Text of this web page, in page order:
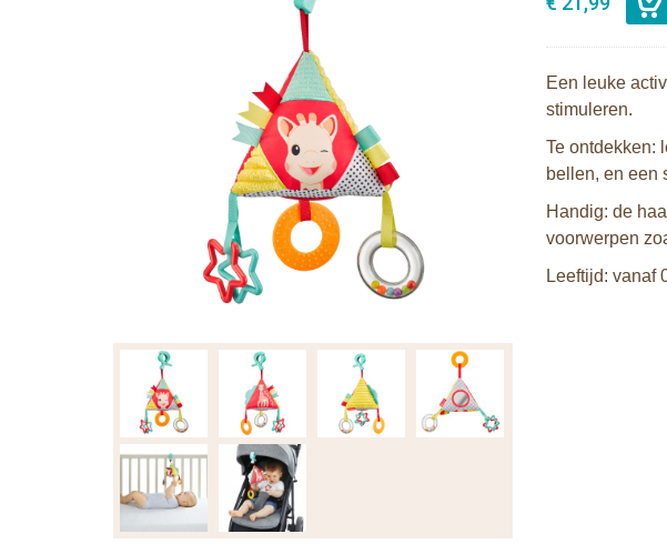
Een leuke a
stimuleren.
Te ontdekken:
bellen, en een
Handig: de
voorwerpen
Leeftijd: vanaf